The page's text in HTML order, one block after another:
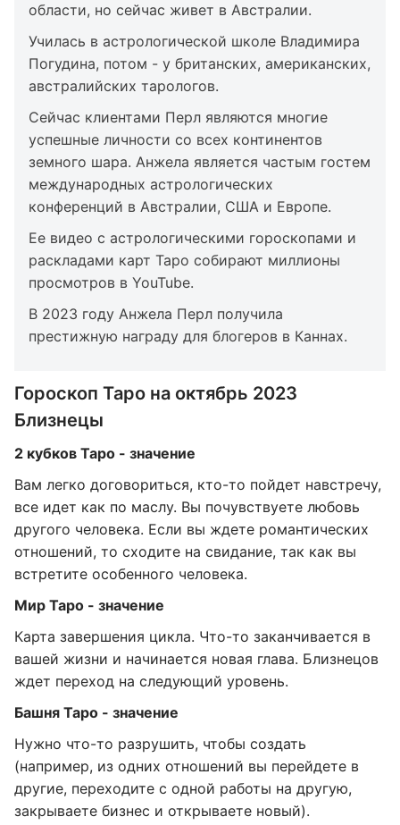
области, но сейчас живет в Австралии.
Училась в астрологической школе Владимира
Погудина, потом - у британских, американских,
австралийских тарологов.
Сейчас клиентами Перл являются многие
успешные личности со всех континентов
земного шара. Анжела является частым гостем
международных астрологических
конференций в Австралии, США и Европе.
Ее видео с астрологическими гороскопами и
раскладами карт Таро собирают миллионы
просмотров в YouTube.
В 2023 году Анжела Перл получила
престижную награду для блогеров в Каннах.
Гороскоп Таро на октябрь 2023
Близнецы
2 кубков Таро - значение
Вам легко договориться, кто-то пойдет навстречу,
все идет как по маслу. Вы почувствуете любовь
другого человека. Если вы ждете романтических
отношений, то сходите на свидание, так как вы
встретите особенного человека.
Мир Таро - значение
Карта завершения цикла. Что-то заканчивается в
вашей жизни и начинается новая глава. Близнецов
ждет переход на следующий уровень.
Башня Таро - значение
Нужно что-то разрушить, чтобы создать
(например, из одних отношений вы перейдете в
другие, переходите с одной работы на другую,
закрываете бизнес и открываете новый).